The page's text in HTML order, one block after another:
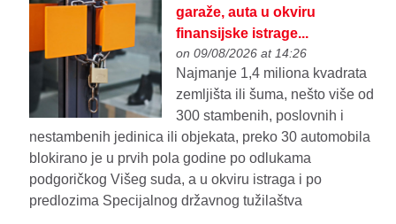
garaže, auta u okviru
finansijske istrage...
on 09/08/2026 at 14:26
Najmanje 1,4 miliona kvadrata
zemljišta ili šuma, nešto više od
300 stambenih, poslovnih i
nestambenih jedinica ili objekata, preko 30 automobila
blokirano je u prvih pola godine po odlukama
podgoričkog Višeg suda, a u okviru istraga i po
predlozima Specijalnog državnog tužilaštva